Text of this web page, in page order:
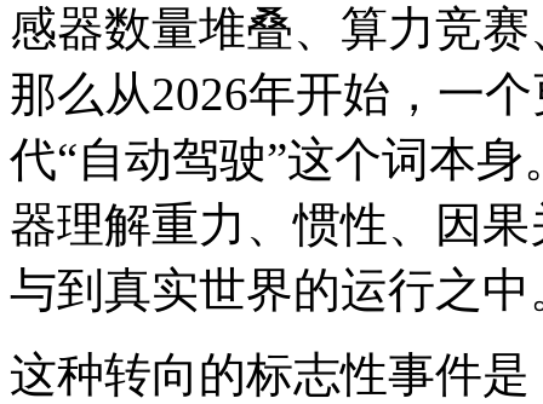
感器数量堆叠、算力竞
那么从2026年开始，一
代“自动驾驶”这个词本
器理解重力、惯性、因
与到真实世界的运行之中
这种转向的标志性事件